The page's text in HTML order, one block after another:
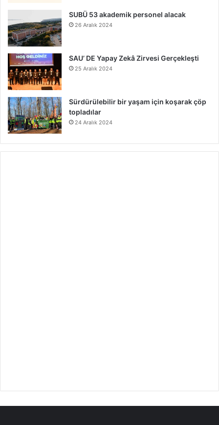
SUBÜ 53 akademik personel alacak
26 Aralık 2024
SAU’ DE Yapay Zekâ Zirvesi Gerçekleşti
25 Aralık 2024
Sürdürülebilir bir yaşam için koşarak çöp
topladılar
24 Aralık 2024